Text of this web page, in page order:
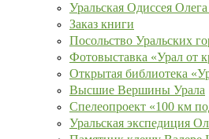
Уральская Одиссея Олега
Заказ книги
Посольство Уральских
Фотовыставка «Урал от
Открытая библиотека
Высшие Вершины Урала
Спелеопроект «100 км
Уральская экспедиция